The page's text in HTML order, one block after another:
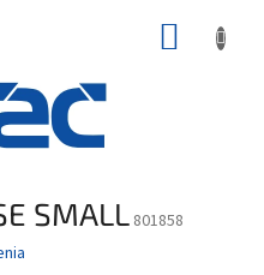
SMALL 801858